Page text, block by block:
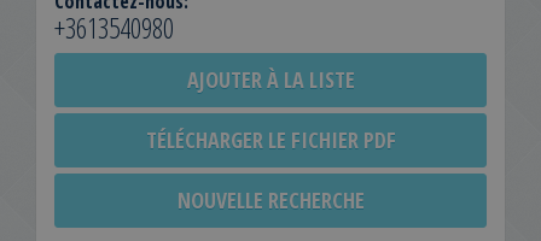
+3613540980
AJOUTER À LA LISTE
TÉLÉCHARGER LE FICHIER PDF
NOUVELLE RECHERCHE